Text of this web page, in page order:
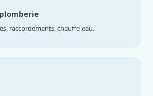
raccordements, chauffe-eau.